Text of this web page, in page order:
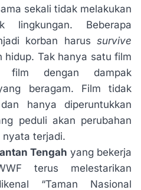
sekali tidak melakukan
lingkungan. Beberapa
korban harus survive
hidup. Tak hanya satu film
film dengan dampak
beragam. Film tidak
hanya diperuntukkan
peduli akan perubahan
nyata terjadi.
Tengah yang bekerja
terus melestarikan
“Taman Nasional